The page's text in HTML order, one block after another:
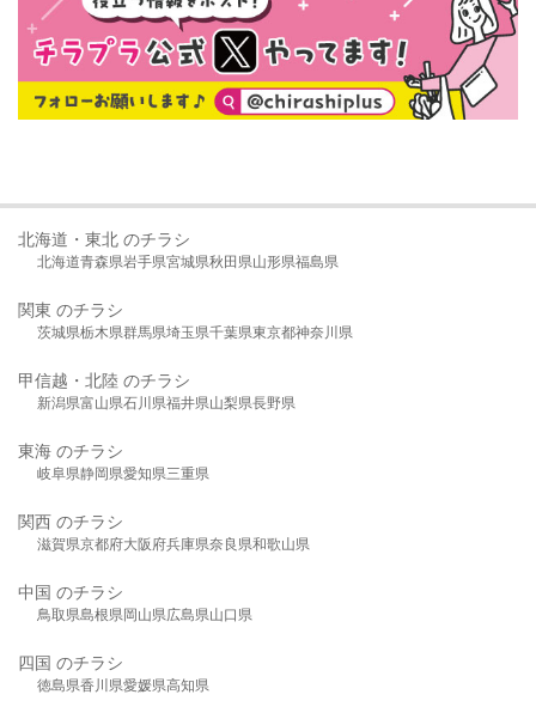
北海道・東北 のチラシ
北海道青森県岩手県宮城県秋田県山形県福島県
関東 のチラシ
茨城県栃木県群馬県埼玉県千葉県東京都神奈川県
甲信越・北陸 のチラシ
新潟県富山県石川県福井県山梨県長野県
東海 のチラシ
岐阜県静岡県愛知県三重県
関西 のチラシ
滋賀県京都府大阪府兵庫県奈良県和歌山県
中国 のチラシ
鳥取県島根県岡山県広島県山口県
四国 のチラシ
徳島県香川県愛媛県高知県